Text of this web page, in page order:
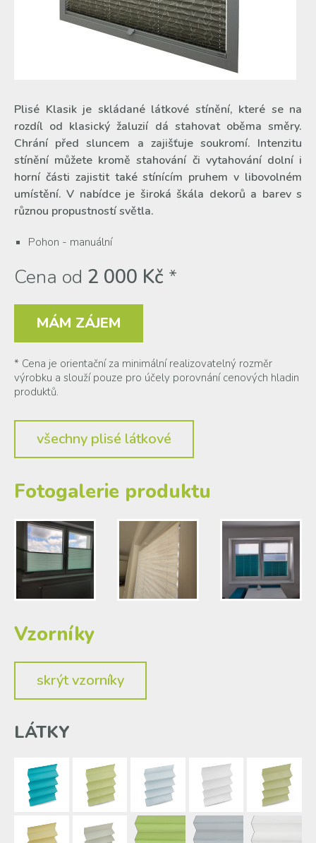
Plisé Klasik je skládané látkové stínění, které se na
rozdíl od klasický žaluzií dá stahovat oběma směry.
Chrání před sluncem a zajišťuje soukromí. Intenzitu
stínění můžete kromě stahování či vytahování dolní i
horní části zajistit také stínícím pruhem v libovolném
umístění. V nabídce je široká škála dekorů a barev s
různou propustností světla.
Pohon - manuální
Cena od 2 000 Kč *
MÁM ZÁJEM
* Cena je orientační za minimální realizovatelný rozměr
výrobku a slouží pouze pro účely porovnání cenových hladin
produktů.
všechny plisé látkové
Fotogalerie produktu
Vzorníky
skrýtvzorníky
LÁTKY